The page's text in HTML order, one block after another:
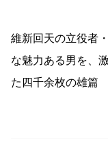
維新回天の立役者
な魅力ある男を、
た四千余枚の雄篇